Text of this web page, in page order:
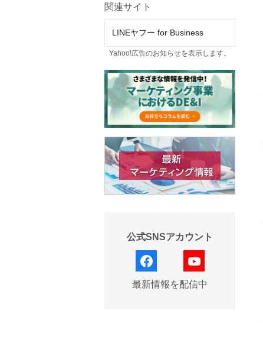
関連サイト
LINEヤフー for Business
Yahoo!広告のお知らせを表示します。
公式SNSアカウント
facebook
最新情報を配信中